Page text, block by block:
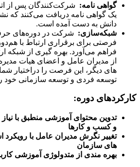
گواهی نامه: شرکت‌کنندگان پس از
یک گواهی نامه دریافت می‌کنند که
دانش به دست آمده است.
شبکه‌سازی: شرکت در دوره‌های
فرصتی برای برقراری ارتباط با
فراهم می‌آورد. بهره گیری از شبکه
از مدیران عامل و اعضای هیات
های دیگر، این فرصت را دراختیار
توسعه فردی و توسعه سازمانی خود را
کارکردهای دوره:
تدوین محتوای آموزشی منطبق با
و کسب و کارها
تغییر نگرش مدیران عامل با رویکرد
های سازمان
بهره مندی از متدولوژی آموزشی